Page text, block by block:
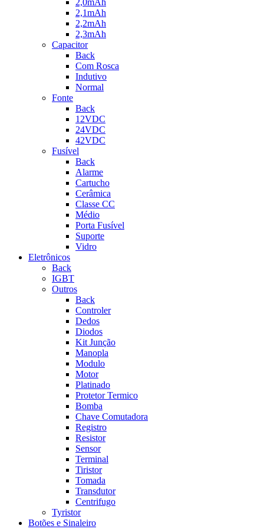
2,0mAh
2,1mAh
2,2mAh
2,3mAh
Capacitor
Back
Com Rosca
Indutivo
Normal
Fonte
Back
12VDC
24VDC
42VDC
Fusível
Back
Alarme
Cartucho
Cerâmica
Classe CC
Médio
Porta Fusível
Suporte
Vidro
Eletrônicos
Back
IGBT
Outros
Back
Controler
Dedos
Diodos
Kit Junção
Manopla
Modulo
Motor
Platinado
Protetor Termico
Bomba
Chave Comutadora
Registro
Resistor
Sensor
Terminal
Tiristor
Tomada
Transdutor
Centrifugo
Tyristor
Botões e Sinaleiro